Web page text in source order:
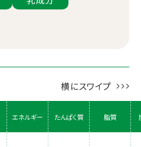
エネルギー たんぱく質 脂質